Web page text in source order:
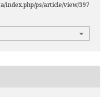
index.php/ps/article/view/397